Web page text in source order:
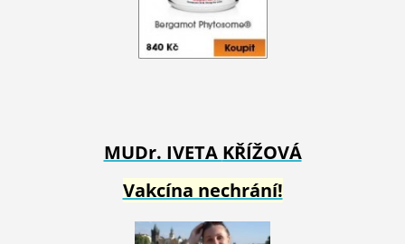
MUDr. IVETA KŘÍŽOVÁ
Vakcína nechrání!